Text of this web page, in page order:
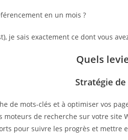
en un mois ?
je sais exactement ce dont vous
Quels
Stratégie
de mots-clés et à optimiser vos
moteurs de recherche sur votre
pour suivre les progrès et mettre